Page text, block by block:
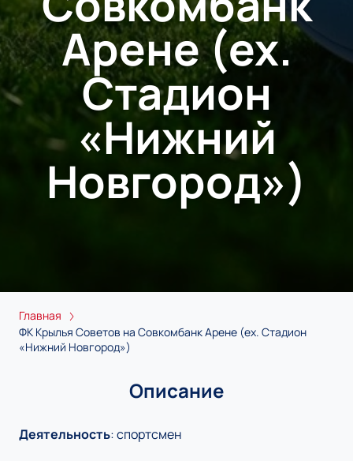
Арене (ex.
Стадион
«Нижний
Новгород»)
Главная
ФК Крылья Советов на Совкомбанк Арене (ex. Стадион
«Нижний Новгород»)
Описание
Деятельность:спортсмен